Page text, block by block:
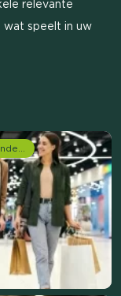
relevante
wat speelt in uw